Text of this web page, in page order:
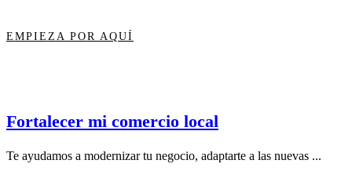
EMPIEZA POR AQUÍ
Fortalecer mi comercio local
Te ayudamos a modernizar tu negocio, adaptarte a las nuevas ...